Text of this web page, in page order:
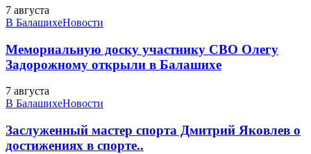
7 августа
В БалашихеНовости
Мемориальную доску участнику СВО Олегу
Задорожному открыли в Балашихе
7 августа
В БалашихеНовости
Заслуженный мастер спорта Дмитрий Яковлев о
достижениях в спорте..